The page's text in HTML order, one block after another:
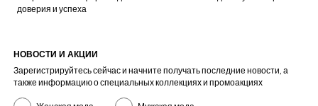
доверия и успеха
НОВОСТИ И АКЦИИ
Зарегистрируйтесь сейчас и начните получать последние новости, а
также информацию о специальных коллекциях и промоакциях